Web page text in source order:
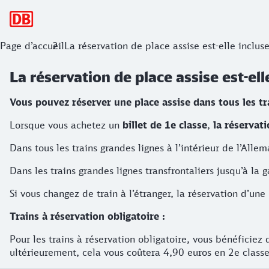
Page d’accueilLa réservation de place assise est-elle
La réservation de place assise est-
Vous pouvez réserver une place assise dans tous les
Lorsque vous achetez un billet de 1e classe, la
Dans tous les trains grandes lignes à l’intérieur de
Dans les trains grandes lignes transfrontaliers jusqu’à la
Si vous changez de train à l’étranger, la réservation
Trains à réservation obligatoire :
Pour les trains à réservation obligatoire, vous bénéficiez
ultérieurement, cela vous coûtera 4,90 euros en 2e